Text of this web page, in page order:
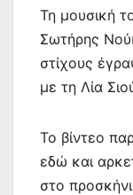
Τη μουσική
Σωτήρης
στίχους
με τη Λία
Το βίντεο
εδώ και
στο